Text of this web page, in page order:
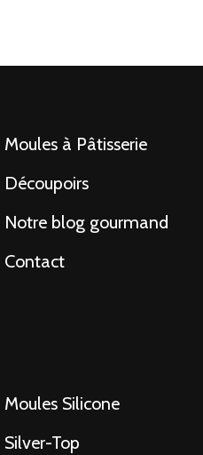
Moules à Pâtisserie
Découpoirs
Notre blog gourmand
Contact
Moules Silicone
Silver-Top